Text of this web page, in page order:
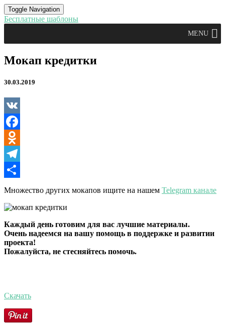
Toggle Navigation
Бесплатные шаблоны
MENU
Мокап
кредитки
Мокап кредитки
30.03.2019
VK
Facebook
Odnoklassniki
Telegram
Отправить
Множество других мокапов ищите на нашем Telegram канале
Каждый день готовим для вас лучшие материалы.
Очень надеемся на вашу помощь в поддержке и развитии
проекта!
Пожалуйста, не стесняйтесь помочь.
Скачать